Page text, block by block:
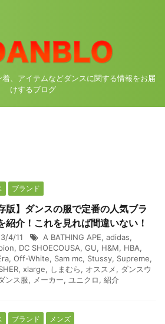
、アイテムなどダンスに関する情報をお届
けするブログ
ブランド
版】ダンスの服で定番の人気ブラ
紹介！これを見れば間違いない！
4/11 A BATHING APE, adidas,
, DC SHOECOUSA, GU, H&M, HBA,
, Off-White, Sam mc, Stussy, Supreme,
, xlarge, しまむら, オススメ, ダンスウ
ンス服, メーカー, ユニクロ, 紹介
ブランド メンズ